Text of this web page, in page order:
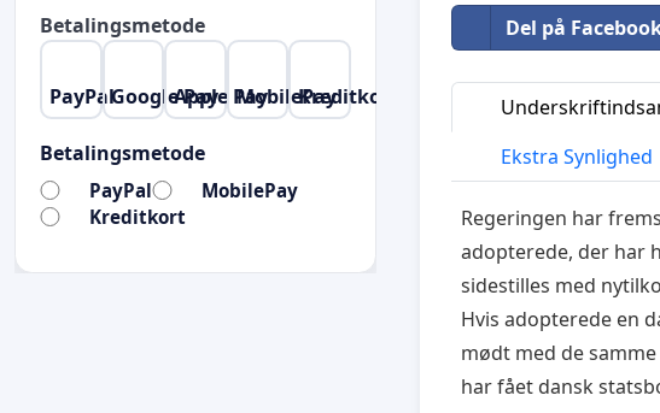
Del på
Ekstra Synlighed
Regeringen har
adopterede, der har
sidestilles med
Hvis adopterede en
mødt med de
har fået dansk
Betalingsmetode
PayPalGoogle PayApple PayMobilePayKreditkort
Betalingsmetode
PayPal
MobilePay
Kreditkort